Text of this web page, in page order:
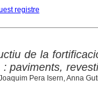
registre
de la
paviments,
Pera Isern, Anna